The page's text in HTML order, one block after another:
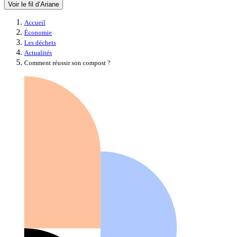
Voir le fil d’Ariane
Accueil
Économie
Les déchets
Actualités
Comment réussir son compost ?